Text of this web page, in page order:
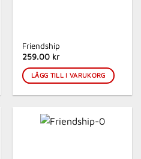
Friendship
259.00 kr
LÄGG TILL I VARUKORG